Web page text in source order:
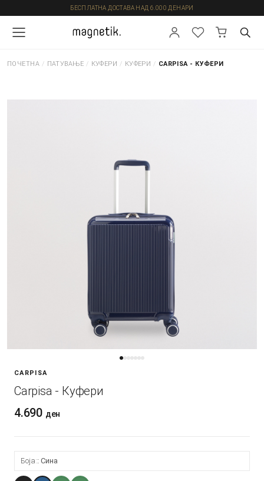
БЕСПЛАТНА ДОСТАВА НАД 6.000 ДЕНАРИ
ПОЧЕТНА / ПАТУВАЊЕ / КУФЕРИ / КУФЕРИ / CARPISA - КУФЕРИ
CARPISA
Carpisa - Куфери
4.690 ден
Боја: Сина